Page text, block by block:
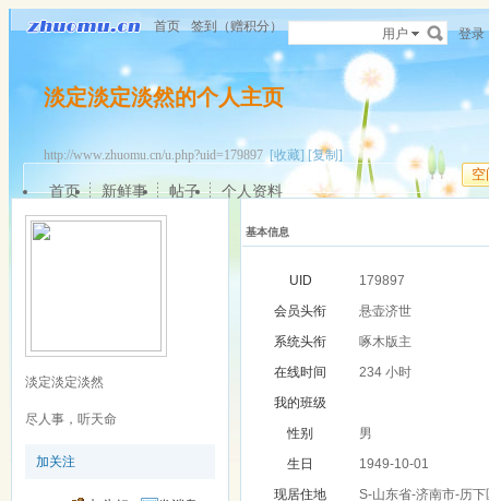
首页 签到（赠积分） 用户 登录
淡定淡定淡然的个人主页
http://www.zhuomu.cn/u.php?uid=179897[收藏] [复制]
空
首页 新鲜事 帖子 个人资料
淡定淡定淡然
尽人事，听天命
加关注
基本信息
UID
179897
会员头衔
悬壶济世
系统头衔
啄木版主
在线时间
234 小时
我的班级
性别
男
生日
1949-10-01
现居住地
S-山东省-济南市-历下